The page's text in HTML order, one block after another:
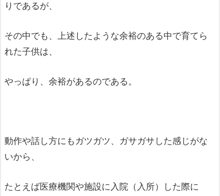
りであるが、
その中でも、上述したような余裕のある中で育てら
れた子供は、
やっぱり、余裕があるのである。
動作や話し方にもガツガツ、ガサガサした感じがな
いから、
たとえば医療機関や施設に入院（入所）した際に